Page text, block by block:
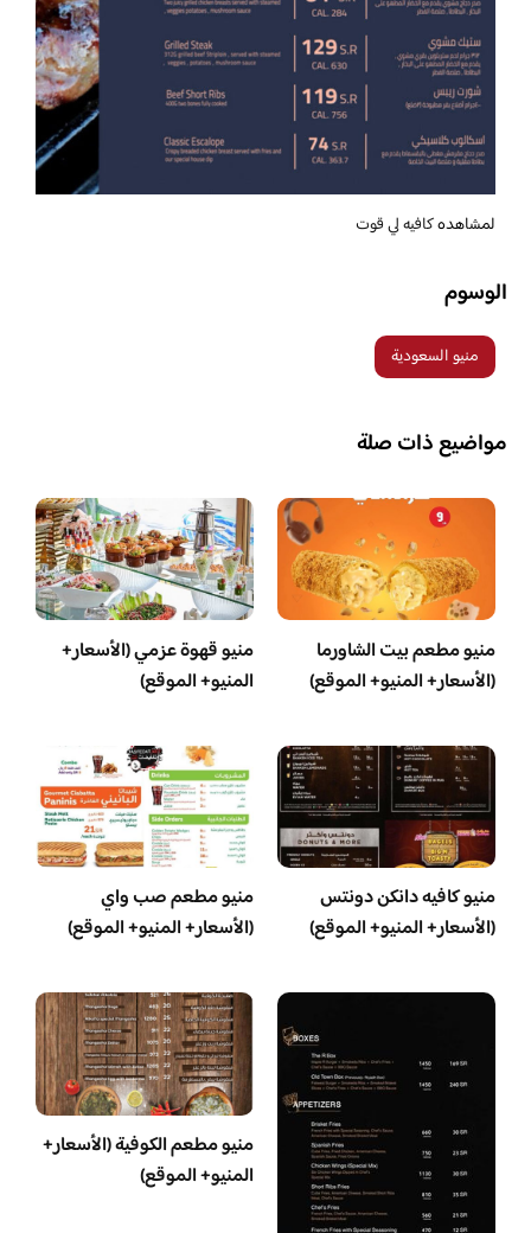
لمشاهدهكافيه لي قوت
الوسوم
منيو السعودية
مواضيع ذات صلة
منيو مطعم بيت الشاورما
(الأسعار+ المنيو+ الموقع)
منيو قهوة عزمي (الأسعار+
المنيو+ الموقع)
منيو كافيه دانكن دونتس
(الأسعار+ المنيو+ الموقع)
منيو مطعم صب واي
(الأسعار+ المنيو+ الموقع)
منيو مطعم الكوفية (الأسعار+
المنيو+ الموقع)